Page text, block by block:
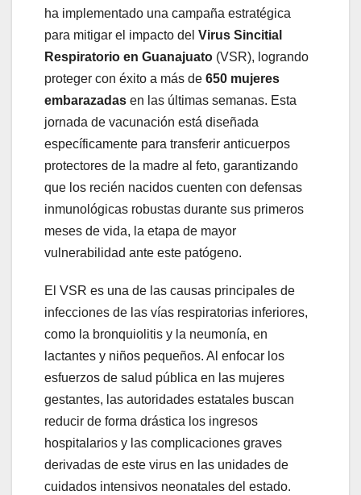
ha implementado una campaña estratégica
para mitigar el impacto del Virus Sincitial
Respiratorio en Guanajuato (VSR), logrando
proteger con éxito a más de 650 mujeres
embarazadas en las últimas semanas. Esta
jornada de vacunación está diseñada
específicamente para transferir anticuerpos
protectores de la madre al feto, garantizando
que los recién nacidos cuenten con defensas
inmunológicas robustas durante sus primeros
meses de vida, la etapa de mayor
vulnerabilidad ante este patógeno.
El VSR es una de las causas principales de
infecciones de las vías respiratorias inferiores,
como la bronquiolitis y la neumonía, en
lactantes y niños pequeños. Al enfocar los
esfuerzos de salud pública en las mujeres
gestantes, las autoridades estatales buscan
reducir de forma drástica los ingresos
hospitalarios y las complicaciones graves
derivadas de este virus en las unidades de
cuidados intensivos neonatales del estado.